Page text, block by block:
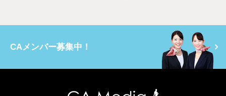
CAメンバー募集中！